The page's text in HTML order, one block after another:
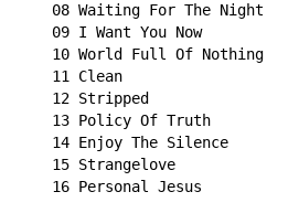
08 Waiting For The Night
09 I Want You Now
10 World Full Of Nothing
11 Clean
12 Stripped
13 Policy Of Truth
14 Enjoy The Silence
15 Strangelove
16 Personal Jesus